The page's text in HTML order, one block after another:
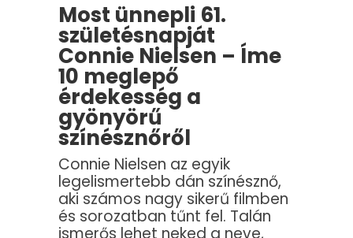
Most ünnepli 61.
születésnapját
Connie Nielsen – Íme
10 meglepő
érdekesség a
gyönyörű
színésznőről
Connie Nielsen az egyik
legelismertebb dán színésznő,
aki számos nagy sikerű filmben
és sorozatban tűnt fel. Talán